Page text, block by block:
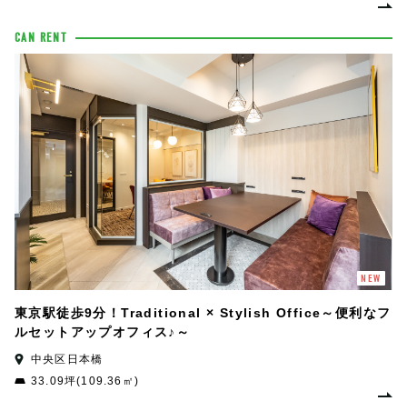
CAN RENT
NEW
東京駅徒歩9分！Traditional × Stylish Office～便利なフ
ルセットアップオフィス♪～
中央区日本橋
33.09坪(109.36㎡)